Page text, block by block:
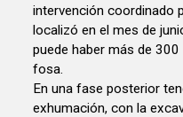
intervención coordinado
localizó en el mes de
puede haber más de
fosa.
En una fase posterior
exhumación, con la